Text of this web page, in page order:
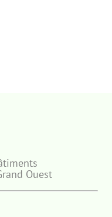
Ouest